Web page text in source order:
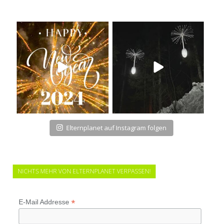
Elternplanet auf Instagram folgen
NICHTS MEHR VON ELTERNPLANET VERPASSEN!
E-Mail Addresse *